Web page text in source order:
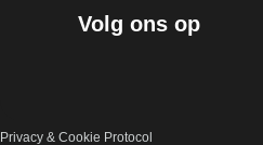
Volg ons op
Privacy & Cookie Protocol